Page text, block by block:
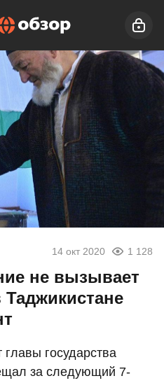
14 окт 2020 1 128
не вызывает
государства
за следующий 7-